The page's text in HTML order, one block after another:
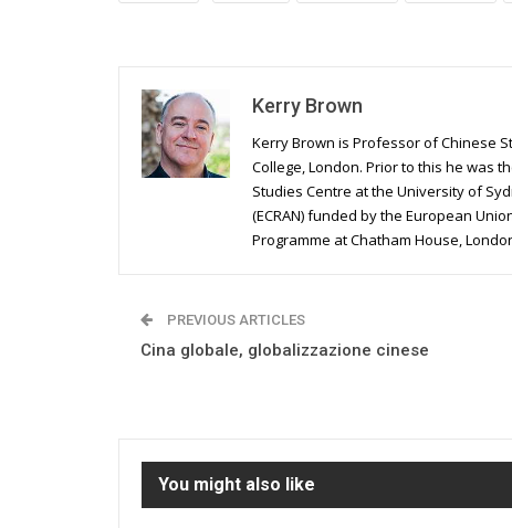
Kerry Brown
Kerry Brown is Professor of Chinese
College, London. Prior to this he was
Studies Centre at the University of
(ECRAN) funded by the European
Programme at Chatham House,
PREVIOUS ARTICLES
Cina globale, globalizzazione cinese
You might also like